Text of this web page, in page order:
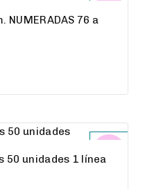
76 a
50 unidades 1 línea